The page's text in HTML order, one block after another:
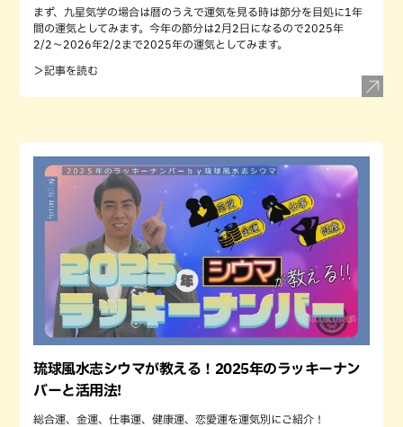
まず、九星気学の場合は暦のうえで運気を見る時は節分を目処に1年
間の運気としてみます。今年の節分は2月2日になるので2025年
2/2〜2026年2/2まで2025年の運気としてみます。
＞記事を読む
琉球風水志シウマが教える！2025年のラッキーナン
バーと活用法!
総合運、金運、仕事運、健康運、恋愛運を運気別にご紹介！